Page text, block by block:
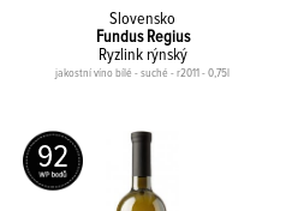
Slovensko
Fundus Regius
Ryzlink rýnský
jakostní víno bílé - suché - r2011 - 0,75l
92